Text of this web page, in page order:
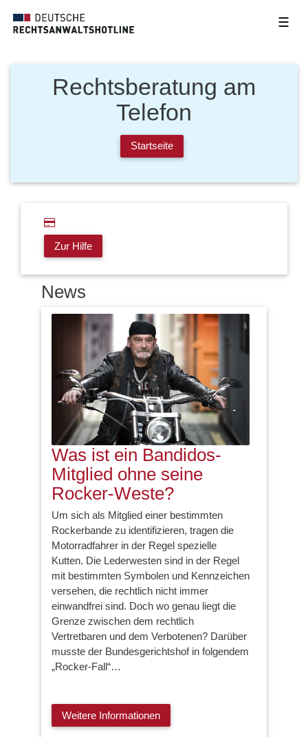
☰
Rechtsberatung am
Telefon
Startseite
Zur Hilfe
News
Was ist ein Bandidos-
Mitglied ohne seine
Rocker-Weste?
Um sich als Mitglied einer bestimmten
Rockerbande zu identifizieren, tragen die
Motorradfahrer in der Regel spezielle
Kutten. Die Lederwesten sind in der Regel
mit bestimmten Symbolen und Kennzeichen
versehen, die rechtlich nicht immer
einwandfrei sind. Doch wo genau liegt die
Grenze zwischen dem rechtlich
Vertretbaren und dem Verbotenen? Darüber
musste der Bundesgerichtshof in folgendem
„Rocker-Fall“…
Weitere Informationen